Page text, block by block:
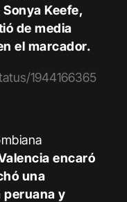
Keefe,
de media
el marcador.
1944166365
encaró
una
peruana y